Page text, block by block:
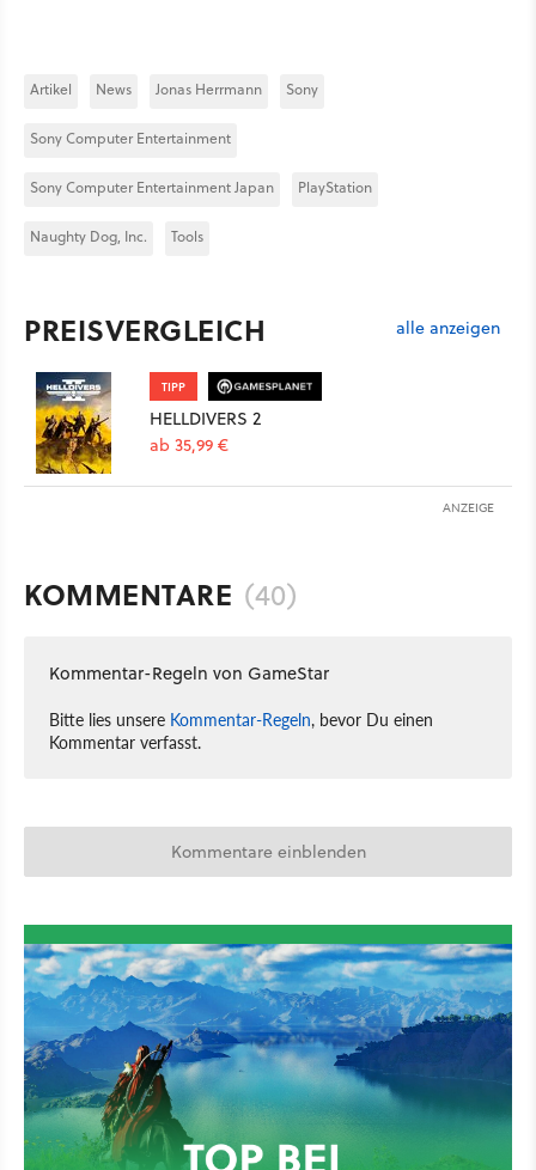
Artikel News Jonas Herrmann Sony
Sony Computer Entertainment
Sony Computer Entertainment Japan PlayStation
Naughty Dog, Inc. Tools
PREISVERGLEICH alle anzeigen
TIPP
HELLDIVERS 2
ab 35,99 €
ANZEIGE
KOMMENTARE (40)
Kommentar-Regeln von GameStar
Bitte lies unsere Kommentar-Regeln, bevor Du einen
Kommentar verfasst.
Kommentare einblenden